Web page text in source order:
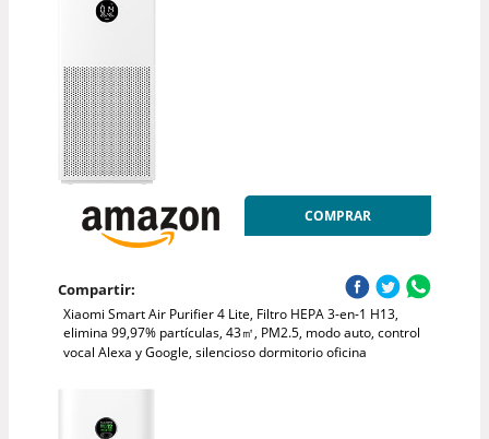
COMPRAR
Compartir:
Xiaomi Smart Air Purifier 4 Lite, Filtro HEPA 3-en-1 H13,
elimina 99,97% partículas, 43㎡, PM2.5, modo auto, control
vocal Alexa y Google, silencioso dormitorio oficina